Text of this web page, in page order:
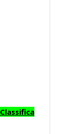
Classifica